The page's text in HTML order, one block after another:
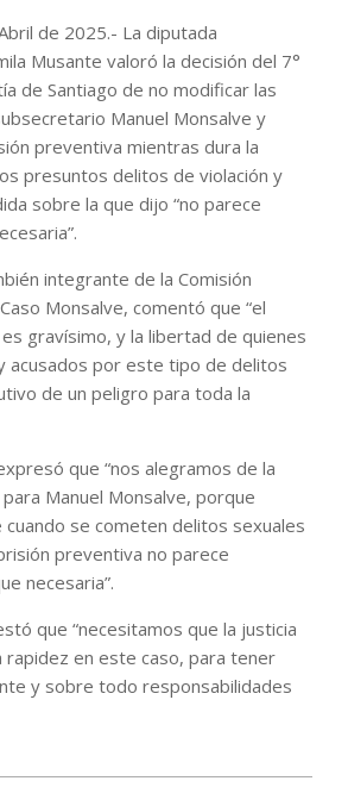
de 2025.- La diputada
Musante valoró la decisión del 7°
de Santiago de no modificar las
Manuel Monsalve y
preventiva mientras dura la
presuntos delitos de violación y
sobre la que dijo “no parece
integrante de la Comisión
Monsalve, comentó que “el
gravísimo, y la libertad de quienes
acusados por este tipo de delitos
de un peligro para toda la
que “nos alegramos de la
Manuel Monsalve, porque
se cometen delitos sexuales
preventiva no parece
necesaria”.
que “necesitamos que la justicia
rapidez en este caso, para tener
y sobre todo responsabilidades